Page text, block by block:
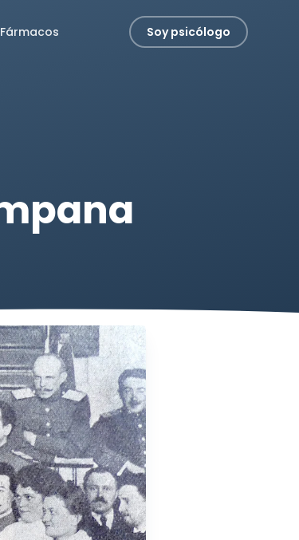
Fármacos Soy psicólogo